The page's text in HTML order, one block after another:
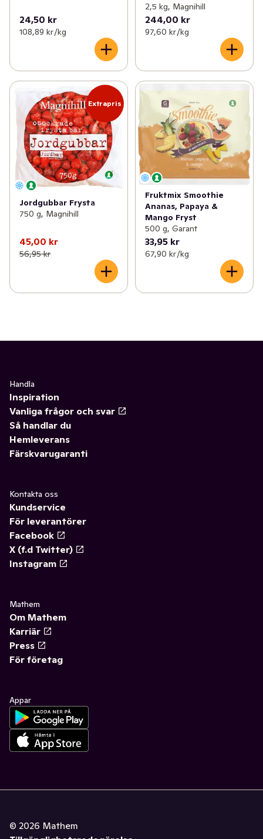
24,50 kr
108,89 kr /kg
2,5 kg, Magnihill
244,00 kr
97,60 kr /kg
Extrapris
Jordgubbar Frysta
750 g, Magnihill
45,00 kr
56,95 kr
Fruktmix Smoothie
Ananas, Papaya &
Mango Fryst
500 g, Garant
33,95 kr
67,90 kr /kg
Handla
Inspiration
Vanliga frågor och svar
Så handlar du
Hemleverans
Färskvarugaranti
Kontakta oss
Kundservice
För leverantörer
Facebook
X (f.d Twitter)
Instagram
Mathem
Om Mathem
Karriär
Press
För företag
Appar
© 2026 Mathem